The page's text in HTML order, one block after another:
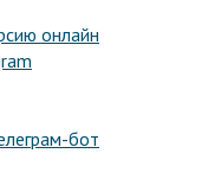
онлайн
бот